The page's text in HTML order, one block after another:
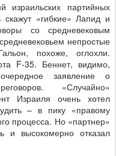
израильских партийных
«гибкие» Лапид и
со средневековым
непростые
похоже, оглохли.
F-35. Беннет, видимо,
заявление о
«Случайно»
Израиля очень хотел
– в пику «правому
процесса. Но «партнер»
и высокомерно отказал